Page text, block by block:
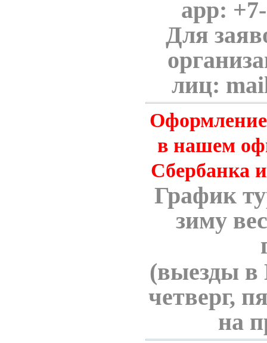
app:
Для
лиц:
в нашем
Сбербанка
График
зиму
(выезды в
четверг,
на